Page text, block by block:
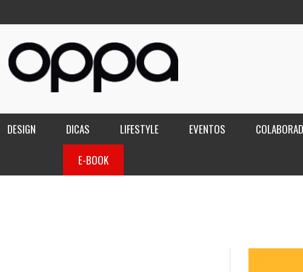
DESIGN DICAS LIFESTYLE EVENTOS
E-BOOK